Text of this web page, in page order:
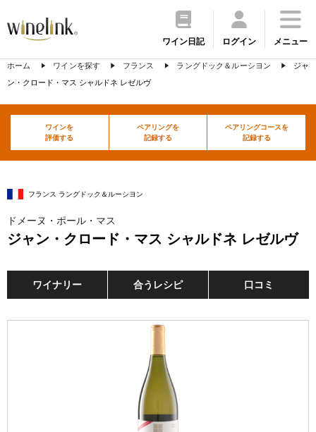
ワイン日記 ログイン メニュー
ホーム ワインを探す フランス ラングドック＆ルーシヨン
ジャ
ン・クロード・マス シャルドネ レゼルヴ
ワインを
評価する
ペアリングを
記録する
ペアリングコースを
記録する
フランス ラングドック＆ルーシヨン
ドメーヌ・ポール・マス
ジャン・クロード・マス シャルドネ レゼルヴ
ワイナリー 合うレシピ 口コミ